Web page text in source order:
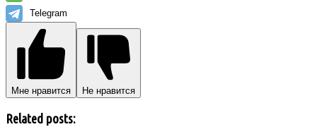
Telegram
Мне нравится Не нравится
Related posts: